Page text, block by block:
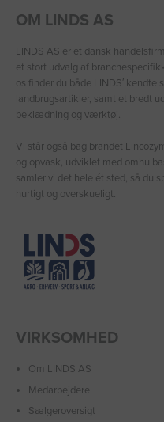
OM LINDS AS
LINDS AS er et dansk
et stort udvalg af
os finder du både LINDS′
landbrugsartikler, samt et bredt
beklædning og værktøj.
Vi står også bag brandet
og opvask, udviklet med omhu
samler vi det hele ét sted, så du
hurtigt og overskueligt.
VIRKSOMHED
Om LINDS AS
Medarbejdere
Sælgeroversigt